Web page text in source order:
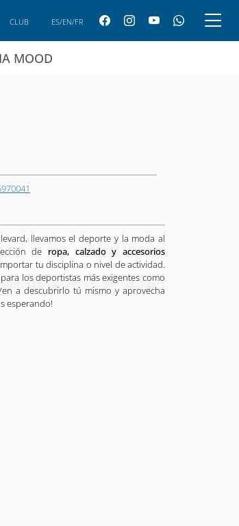
MOOD
CLUB ES/EN/FR
llevamos el deporte y la moda al
de ropa, calzado y accesorios
tu disciplina o nivel de actividad.
los deportistas más exigentes como
a descubrirlo tú mismo y aprovecha
esperando!